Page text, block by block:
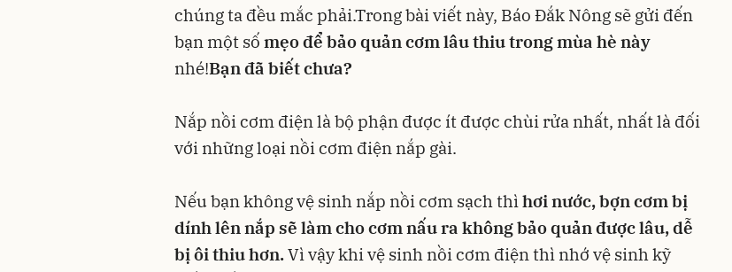
chúng ta đều mắc phải.Trong bài viết này, Báo Đắk Nông sẽ gửi đến
bạn một số mẹo để bảo quản cơm lâu thiu trong mùa hè này
nhé!Bạn đã biết chưa?
Nắp nồi cơm điện là bộ phận được ít được chùi rửa nhất, nhất là đối
với những loại nồi cơm điện nắp gài.
Nếu bạn không vệ sinh nắp nồi cơm sạch thìhơi nước, bợn cơm bị
dính lên nắp sẽ làm cho cơm nấu ra không bảo quản được lâu, dễ
bị ôi thiu hơn.Vì vậy khi vệ sinh nồi cơm điện thì nhớ vệ sinh kỹ